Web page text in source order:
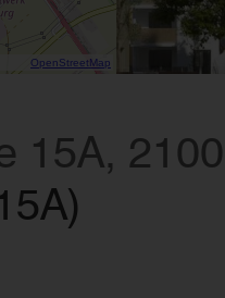
OpenStreetMap
15A,